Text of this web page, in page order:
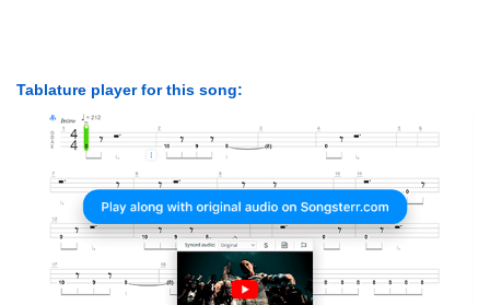
Tablature player for this song: